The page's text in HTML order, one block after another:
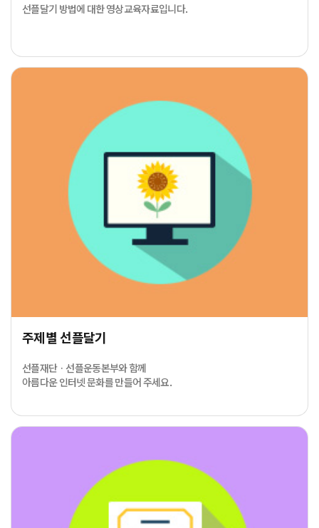
선플달기 방법에 대한 영상교육자료입니다.
주제별 선플달기
선플재단 · 선플운동본부와 함께
아름다운 인터넷 문화를 만들어 주세요.